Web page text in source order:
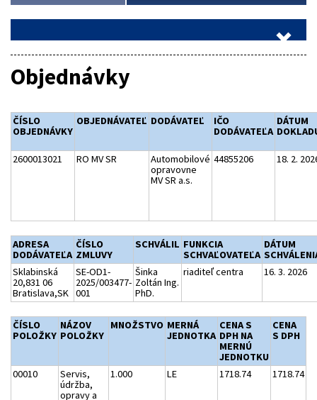
Objednávky
ČÍSLO
OBJEDNÁVKY
OBJEDNÁVATEĽ DODÁVATEĽ
IČO
DODÁVATEĽA
DÁTUM
2600013021 RO MV SR
Automobilové
opravovne
MV SR a.s.
44855206 18. 2.
ADRESA
DODÁVATEĽA
ČÍSLO
ZMLUVY
SCHVÁLIL FUNKCIA
SCHVAĽOVATEĽA
DÁTUM
Sklabinská
20,831 06
Bratislava,SK
SE-OD1-
2025/003477-
001
Šinka
Zoltán Ing.
PhD.
riaditeľ centra 16. 3. 2026
ČÍSLO
POLOŽKY
NÁZOV
POLOŽKY
MNOŽSTVO MERNÁ
JEDNOTKA
CENA S
DPH NA
MERNÚ
JEDNOTKU
CENA
S DPH
00010
Servis,
údržba,
opravy a
1.000 LE 1718.74 1718.74